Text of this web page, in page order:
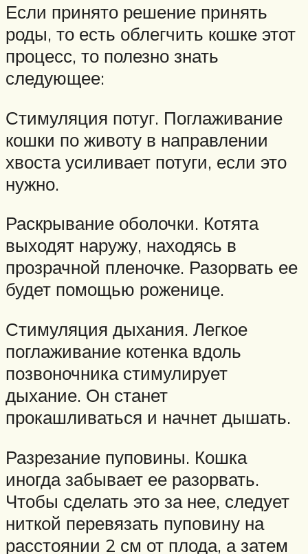
Если принято решение принять
роды, то есть облегчить кошке этот
процесс, то полезно знать
следующее:
Стимуляция потуг. Поглаживание
кошки по животу в направлении
хвоста усиливает потуги, если это
нужно.
Раскрывание оболочки. Котята
выходят наружу, находясь в
прозрачной пленочке. Разорвать ее
будет помощью роженице.
Стимуляция дыхания. Легкое
поглаживание котенка вдоль
позвоночника стимулирует
дыхание. Он станет
прокашливаться и начнет дышать.
Разрезание пуповины. Кошка
иногда забывает ее разорвать.
Чтобы сделать это за нее, следует
ниткой перевязать пуповину на
расстоянии 2 см от плода, а затем